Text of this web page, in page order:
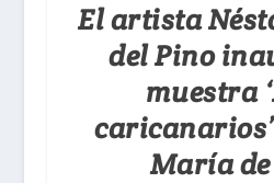
El artista
del Pino
muestra
María